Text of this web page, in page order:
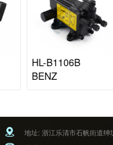
HL-B1106B
BENZ
地址: 浙江乐清市石帆街道绅